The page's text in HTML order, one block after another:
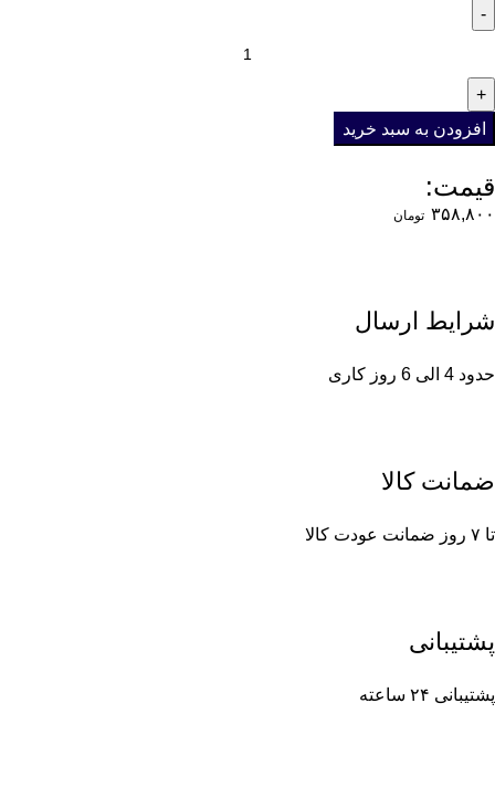
افزودن به سبد خرید
قیمت:
۳۵۸,۸۰۰ تومان
شرایط ارسال
حدود 4 الی 6 روز کاری
ضمانت کالا
تا ۷ روز ضمانت عودت کالا
پشتیبانی
پشتیبانی ۲۴ ساعته